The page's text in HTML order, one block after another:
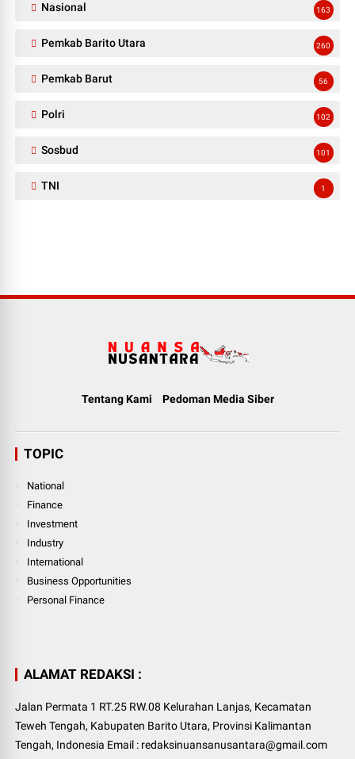
Nasional 163
Pemkab Barito Utara 260
Pemkab Barut 56
Polri 102
Sosbud 101
TNI 1
Tentang Kami Pedoman Media Siber
TOPIC
National
Finance
Investment
Industry
International
Business Opportunities
Personal Finance
ALAMAT REDAKSI :
Jalan Permata 1 RT.25 RW.08 Kelurahan Lanjas, Kecamatan
Teweh Tengah, Kabupaten Barito Utara, Provinsi Kalimantan
Tengah, Indonesia Email : redaksinuansanusantara@gmail.com